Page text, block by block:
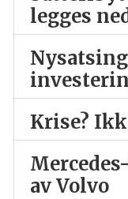
legges
Krise?
av Volvo